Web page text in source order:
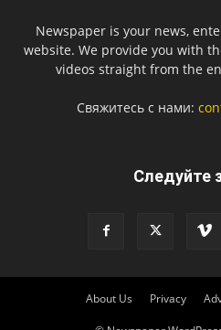
Newspaper is your news,
website. We provide you with
videos straight from the
Свяжитесь с нами:
Следуйте
About Us Privacy